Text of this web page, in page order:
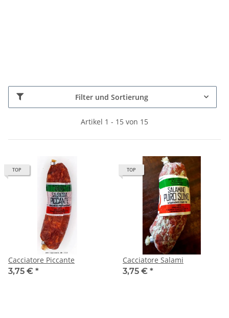
Filter und Sortierung
Artikel 1 - 15 von 15
TOP
Cacciatore Piccante
3,75 € *
TOP
Cacciatore Salami
3,75 € *